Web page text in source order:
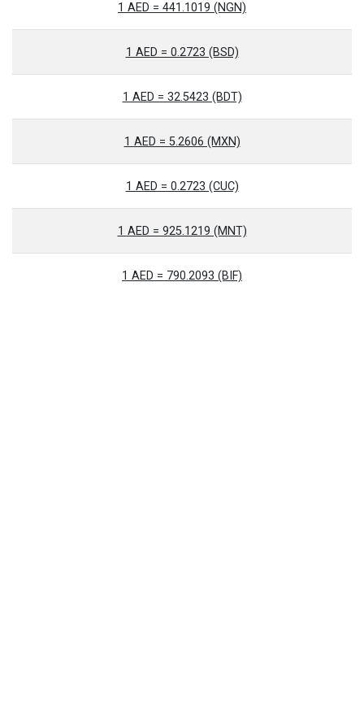
1 AED = 441.1019 (NGN)
1 AED = 0.2723 (BSD)
1 AED = 32.5423 (BDT)
1 AED = 5.2606 (MXN)
1 AED = 0.2723 (CUC)
1 AED = 925.1219 (MNT)
1 AED = 790.2093 (BIF)